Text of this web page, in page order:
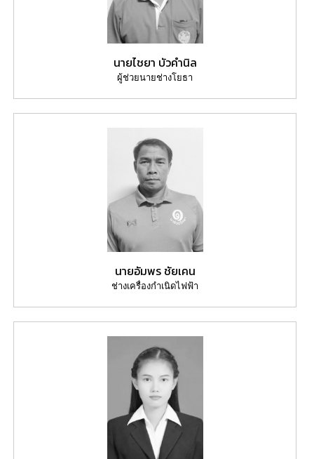
นายไชยา บัวคำนิล
ผู้ช่วยนายช่างโยธา
นายอัมพร ชัยเคน
ช่างเครื่องกำเนิดไฟฟ้า